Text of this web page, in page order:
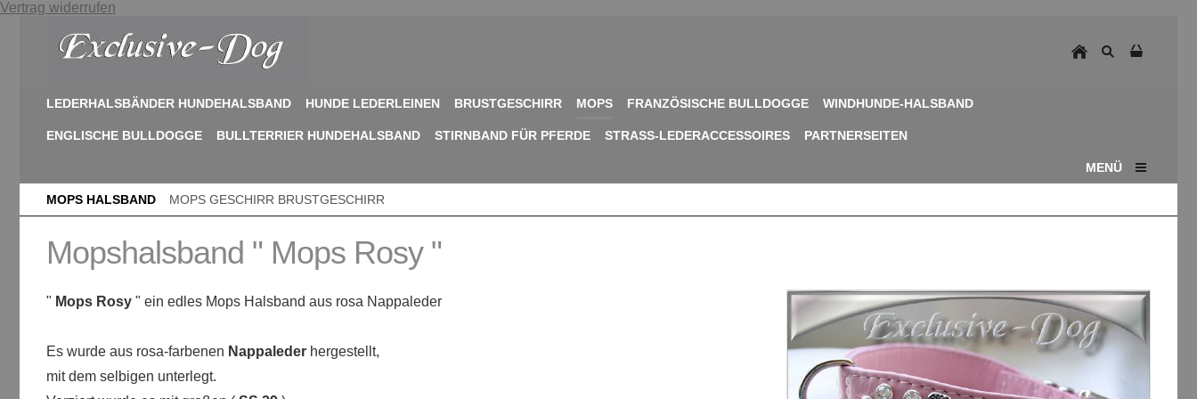
Vertrag widerrufen
LEDERHALSBÄNDER HUNDEHALSBAND HUNDE LEDERLEINEN BRUSTGESCHIRR MOPS FRANZÖSISCHE BULLDOGGE WINDHUNDE-HALSBAND
ENGLISCHE BULLDOGGE BULLTERRIER HUNDEHALSBAND STIRNBAND FÜR PFERDE STRASS-LEDERACCESSOIRES PARTNERSEITEN
MENÜ
MOPS HALSBAND MOPS GESCHIRR BRUSTGESCHIRR
Mopshalsband " Mops Rosy "
" Mops Rosy " ein edles Mops Halsband aus rosa Nappaleder
Es wurde aus rosa-farbenen Nappaleder hergestellt,
mit dem selbigen unterlegt.